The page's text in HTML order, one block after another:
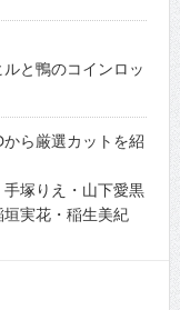
と鴨のコインロッ
ら厳選カットを紹
塚りえ・山下愛黒
実花・稲生美紀